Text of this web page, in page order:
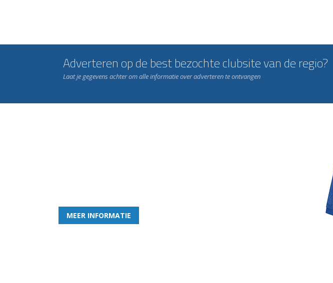
Adverteren op de best bezochte clubsite van de regio?
Laat je gegevens achter om alle informatie over adverteren te ontvangen
MEER INFORMATIE